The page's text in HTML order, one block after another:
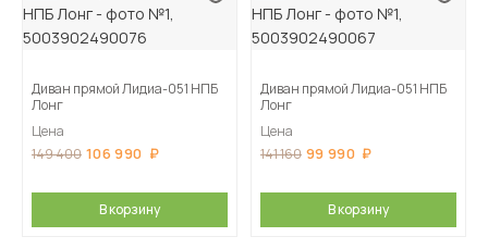
Диван прямой Лидиа-051 НПБ
Лонг
Цена
149 400 106 990
В корзину
Диван прямой Лидиа-051 НПБ
Лонг
Цена
141 160 99 990
В корзину